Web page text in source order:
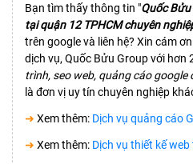
Bạn tìm thấy thông tin "Quốc
tại quận 12 TPHCM chuyên
trên google và liên hệ? Xin cám
dịch vụ, Quốc Bửu Group với hơn
trình, seo web, quảng cáo
là đơn vị uy tín chuyên nghiệp
➜ Xem thêm: Dịch vụ quảng cáo
➜ Xem thêm: Dịch vụ thiết kế